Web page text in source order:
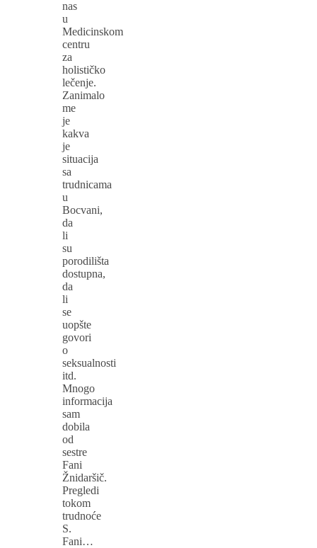
nas
u
Medicinskom
centru
za
holističko
lečenje.
Zanimalo
me
je
kakva
je
situacija
sa
trudnicama
u
Bocvani,
da
li
su
porodilišta
dostupna,
da
li
se
uopšte
govori
o
seksualnosti
itd.
Mnogo
informacija
sam
dobila
od
sestre
Fani
Žnidaršič.
Pregledi
tokom
trudnoće
S.
Fani…